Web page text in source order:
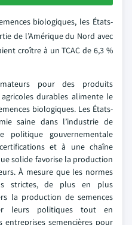
biologiques, les États-
de l’Amérique du Nord avec
croître à un TCAC de 6,3 %
pour des produits
durables alimente le
biologiques. Les États-
saine dans l’industrie de
politique gouvernementale
et à une chaîne
solide favorise la production
À mesure que les normes
strictes, de plus en plus
la production de semences
leurs politiques tout en
semencières pour